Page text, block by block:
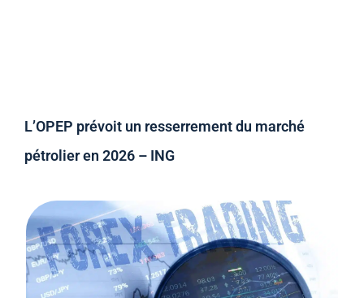
L’OPEP prévoit un resserrement du marché
pétrolier en 2026 – ING